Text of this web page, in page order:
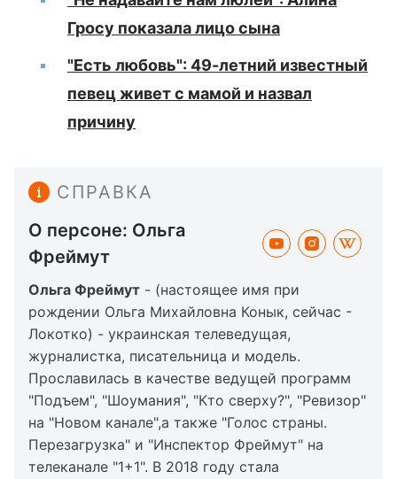
Гросу показала лицо сына
"Есть любовь": 49-летний известный
певец живет с мамой и назвал
причину
СПРАВКА
О персоне: Ольга
Фреймут
Ольга Фреймут - (настоящее имя при
рождении Ольга Михайловна Конык, сейчас -
Локотко) - украинская телеведущая,
журналистка, писательница и модель.
Прославилась в качестве ведущей программ
"Подъем", "Шоумания", "Кто сверху?", "Ревизор"
на "Новом канале",а также "Голос страны.
Перезагрузка" и "Инспектор Фреймут" на
телеканале "1+1". В 2018 году стала